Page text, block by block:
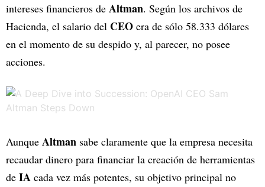
intereses financieros de Altman. Según los archivos de
Hacienda, el salario del CEO era de sólo 58.333 dólares
en el momento de su despido y, al parecer, no posee
acciones.
Aunque Altman sabe claramente que la empresa necesita
recaudar dinero para financiar la creación de herramientas
de IA cada vez más potentes, su objetivo principal no